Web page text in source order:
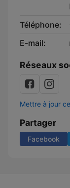
Téléphone:
E-mail:
Réseaux
Mettre à jour
Partager
Facebook